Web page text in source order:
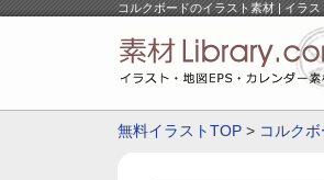
コルクボードのイラスト素材 | イラ
無料イラストTOP > コルクボ